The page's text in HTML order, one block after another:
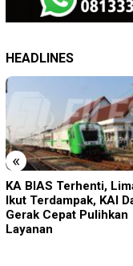
HEADLINES
«
PMR Wira SMKN 1
Gelar ABHINAYA
Bergengsi Cetak
Muda Berprestasi